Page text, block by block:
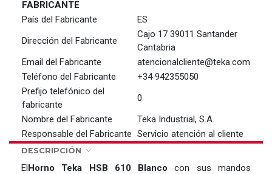
FABRICANTE
País del Fabricante
ES
Dirección del Fabricante
Cajo 17 39011 Santander
Cantabria
Email del Fabricante
atencionalcliente@teka.com
Teléfono del Fabricante
+34 942355050
Prefijo telefónico del
fabricante
0
Nombre del Fabricante
Teka Industrial, S.A.
Responsable del Fabricante Servicio atención al cliente
DESCRIPCIÓN
ElHorno Teka HSB 610 Blancocon sus mandos